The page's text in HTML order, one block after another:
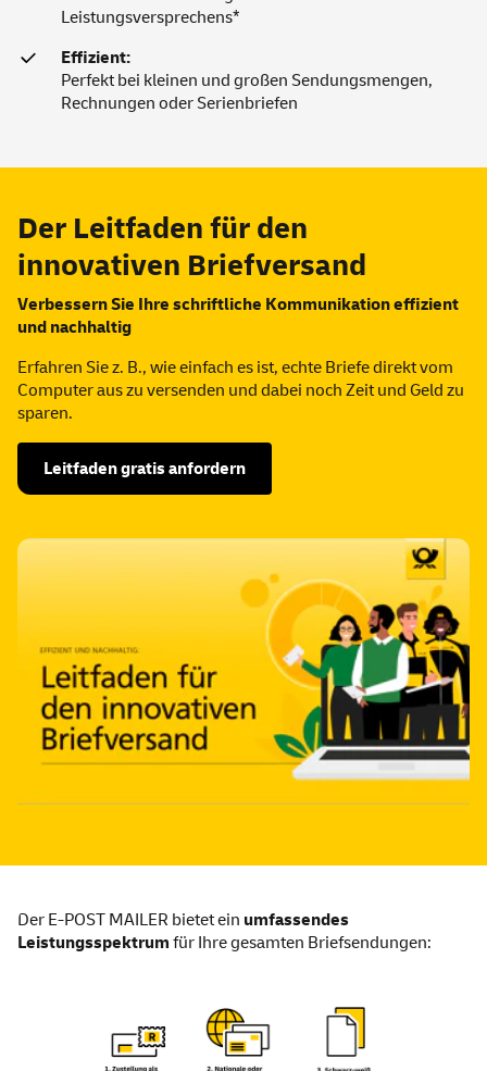
Leistungsversprechens*
Effizient:
Perfekt bei kleinen und großen Sendungsmengen,
Rechnungen oder Serienbriefen
Der Leitfaden für den
innovativen Briefversand
Verbessern Sie Ihre schriftliche Kommunikation effizient
und nachhaltig
Erfahren Sie z. B., wie einfach es ist, echte Briefe direkt vom
Computer aus zu versenden und dabei noch Zeit und Geld zu
sparen.
Leitfaden gratis anfordern
Der E-POST MAILER bietet ein umfassendes
Leistungsspektrum für Ihre gesamten Briefsendungen: